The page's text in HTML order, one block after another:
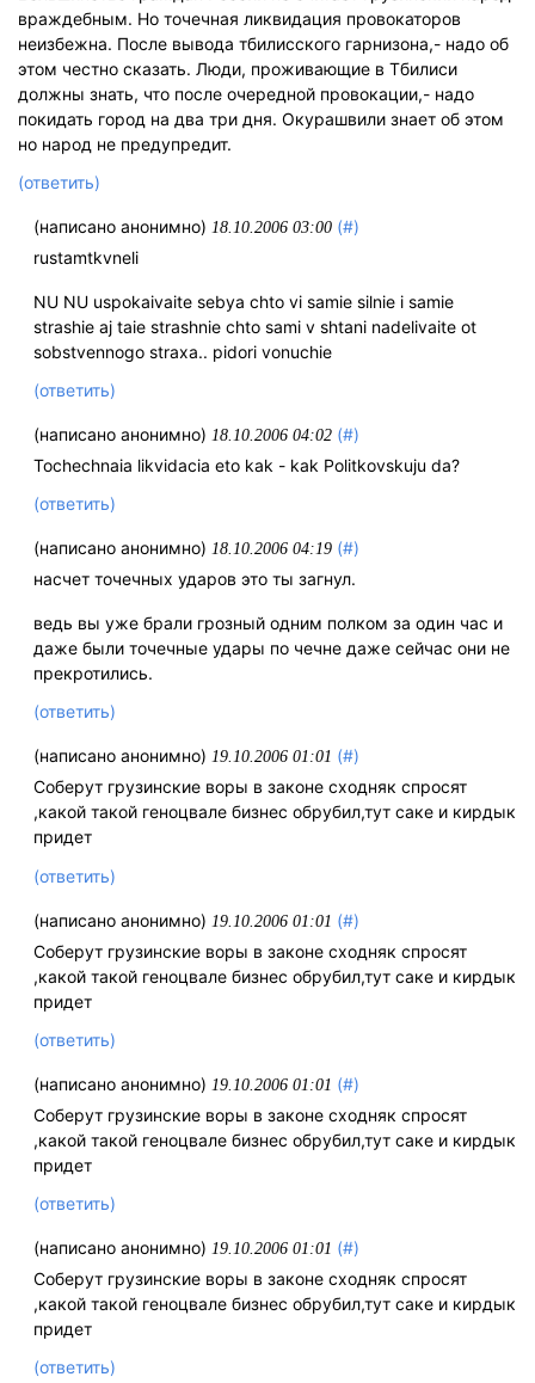
враждебным. Но точечная ликвидация провокаторов
неизбежна. После вывода тбилисского гарнизона,- надо об
этом честно сказать. Люди, проживающие в Тбилиси
должны знать, что после очередной провокации,- надо
покидать город на два три дня. Окурашвили знает об этом
но народ не предупредит.
(ответить)
(написано анонимно) 18.10.2006 03:00 (#)
rustamtkvneli
NU NU uspokaivaite sebya chto vi samie silnie i samie
strashie aj taie strashnie chto sami v shtani nadelivaite ot
sobstvennogo straxa.. pidori vonuchie
(ответить)
(написано анонимно) 18.10.2006 04:02 (#)
Tochechnaia likvidacia eto kak - kak Politkovskuju da?
(ответить)
(написано анонимно) 18.10.2006 04:19 (#)
насчет точечных ударов это ты загнул.
ведь вы уже брали грозный одним полком за один час и
даже были точечные удары по чечне даже сейчас они не
прекротились.
(ответить)
(написано анонимно) 19.10.2006 01:01 (#)
Соберут грузинские воры в законе сходняк спросят
,какой такой геноцвале бизнес обрубил,тут саке и кирдык
придет
(ответить)
(написано анонимно) 19.10.2006 01:01 (#)
Соберут грузинские воры в законе сходняк спросят
,какой такой геноцвале бизнес обрубил,тут саке и кирдык
придет
(ответить)
(написано анонимно) 19.10.2006 01:01 (#)
Соберут грузинские воры в законе сходняк спросят
,какой такой геноцвале бизнес обрубил,тут саке и кирдык
придет
(ответить)
(написано анонимно) 19.10.2006 01:01 (#)
Соберут грузинские воры в законе сходняк спросят
,какой такой геноцвале бизнес обрубил,тут саке и кирдык
придет
(ответить)